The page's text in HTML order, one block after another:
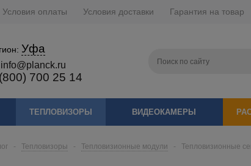
Условия оплаты Условия доставки Гарантия на товар
Уфа
info@planck.ru
700 25 14
ТЕПЛОВИЗОРЫ ВИДЕОКАМЕРЫ
- Тепловизоры - Тепловизионные модули - Тепловизионные